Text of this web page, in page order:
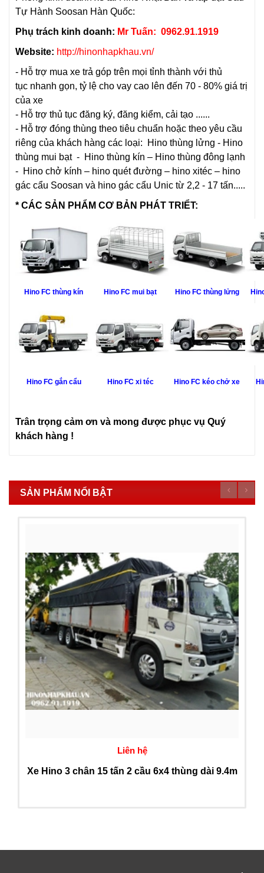
Tự Hành Soosan Hàn Quốc:
Phụ trách kinh doanh: Mr Tuấn: 0962.91.1919
Website: http://hinonhapkhau.vn/
- Hỗ trợ mua xe trả góp trên mọi tỉnh thành với thủ
tục nhanh gọn, tỷ lệ cho vay cao lên đến 70 - 80% giá trị
của xe
- Hỗ trợ thủ tục đăng ký, đăng kiểm, cải tạo ......
- Hỗ trợ đóng thùng theo tiêu chuẩn hoặc theo yêu cầu
riêng của khách hàng các loại:
Hino thùng lửng - Hino
thùng mui bạt - Hino thùng kín – Hino thùng đông lạnh
- Hino chở kính – hino quét đường – hino xitéc – hino
gác cẩu Soosan và hino gác cẩu Unic từ 2,2 - 17 tấn.....
* CÁC SẢN PHẨM CƠ BẢN PHÁT TRIỂT:
Hino FC thùng kín Hino FC mui bạt Hino FC thùng lửng
Hino FC gắn cẩu Hino FC xi téc Hino FC kéo chở xe
Trân trọng cảm ơn và mong được phục vụ Quý
khách hàng !
SẢN PHẨM NỔI BẬT
Liên hệ
Xe Hino 3 chân 15 tấn 2 cầu 6x4 thùng dài 9.4m